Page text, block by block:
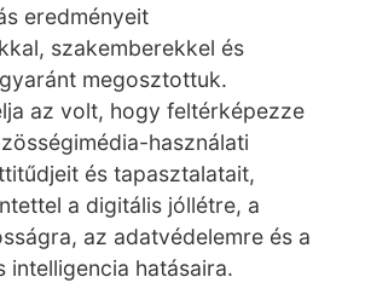
eredményeit
szakemberekkel és
megosztottuk.
az volt, hogy feltérképezze
használati
és tapasztalatait,
a digitális jóllétre, a
az adatvédelemre és a
intelligencia hatásaira.